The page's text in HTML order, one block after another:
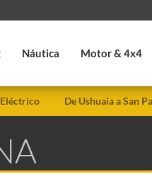
Náutica Motor & 4x4
De Ushuaia a San